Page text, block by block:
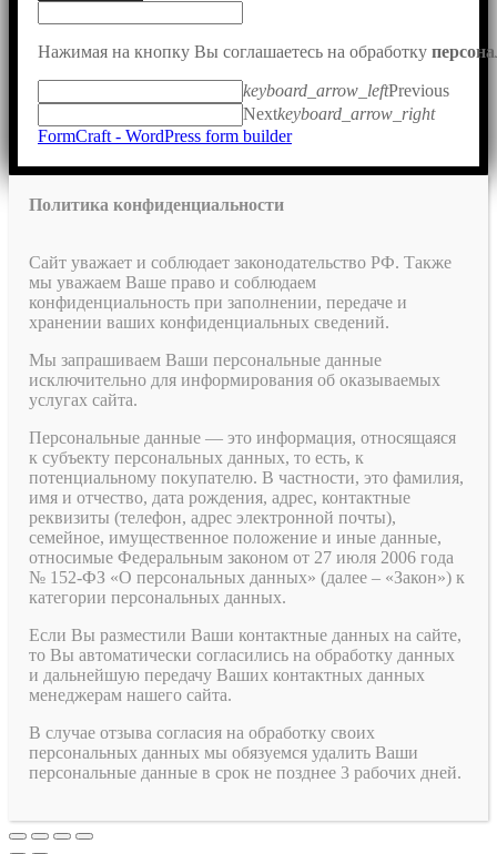
Нажимая на кнопку Вы соглашаетесь на обработку
keyboard_arrow_leftPrevious
Nextkeyboard_arrow_right
FormCraft - WordPress form builder
Политика конфиденциальности
Сайт уважает и соблюдает законодательство РФ. Также
мы уважаем Ваше право и соблюдаем
конфиденциальность при заполнении, передаче и
хранении ваших конфиденциальных сведений.
Мы запрашиваем Ваши персональные данные
исключительно для информирования об оказываемых
услугах сайта.
Персональные данные — это информация, относящаяся
к субъекту персональных данных, то есть, к
потенциальному покупателю. В частности, это фамилия,
имя и отчество, дата рождения, адрес, контактные
реквизиты (телефон, адрес электронной почты),
семейное, имущественное положение и иные данные,
относимые Федеральным законом от 27 июля 2006 года
№ 152-ФЗ «О персональных данных» (далее – «Закон») к
категории персональных данных.
Если Вы разместили Ваши контактные данных на сайте,
то Вы автоматически согласились на обработку данных
и дальнейшую передачу Ваших контактных данных
менеджерам нашего сайта.
В случае отзыва согласия на обработку своих
персональных данных мы обязуемся удалить Ваши
персональные данные в срок не позднее 3 рабочих дней.